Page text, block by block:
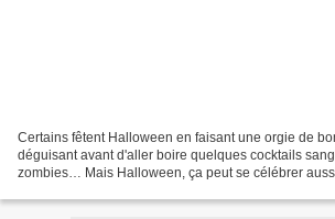
Certains fêtent Halloween en faisant une orgie de
déguisant avant d'aller boire quelques cocktails
zombies… Mais Halloween, ça peut se célébrer